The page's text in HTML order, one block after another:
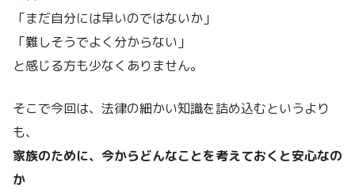
「まだ自分には早いのではないか」
「難しそうでよく分からない」
と感じる方も少なくありません。
そこで今回は、法律の細かい知識を詰め込むというより
も、
家族のために、今からどんなことを考えておくと安心なの
か